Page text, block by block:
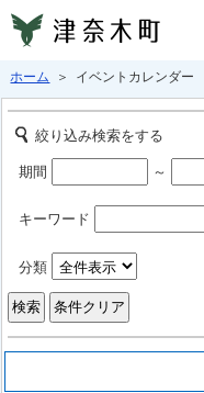
ホーム ＞ イベントカレンダー
絞り込み検索をする
期間 ～
キーワード
分類